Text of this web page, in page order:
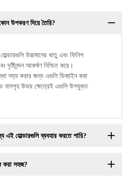
উপকরণ দিয়ে তৈরি?
উচ্চমানের ধাতু এবং ফিনিশ
দৃষ্টিনন্দন আকর্ষণ নিশ্চিত করে।
সহ্য করার জন্য এগুলি ডিজাইন করা
বাসগৃহ উভয় ক্ষেত্রেই এগুলি উপযুক্ত
এই হোল্ডারগুলি ব্যবহার করতে পারি?
করা সহজ?